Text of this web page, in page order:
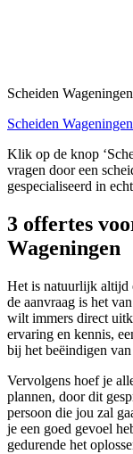
Scheiden
Scheiden Wageningen
Klik op de knop
vragen door een
gespecialiseerd in
3 offertes
Wageningen
Het is natuurlijk altijd
de aanvraag is het
wilt immers direct
ervaring en kennis,
bij het beëindigen
Vervolgens hoef je
plannen, door dit
persoon die jou zal
je een goed gevoel
gedurende het